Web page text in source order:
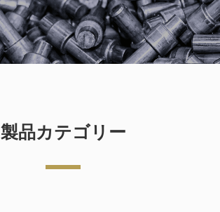
製品カテゴリー